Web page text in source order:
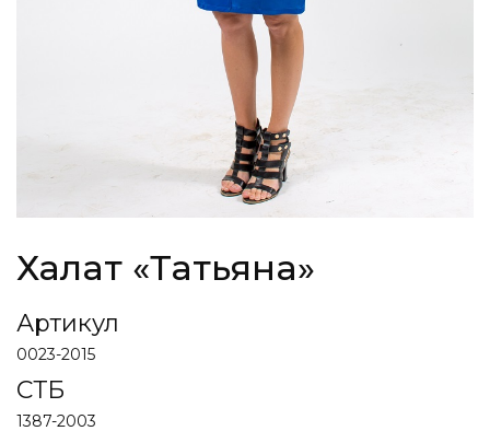
Халат «Татьяна»
Артикул
0023-2015
СТБ
1387-2003